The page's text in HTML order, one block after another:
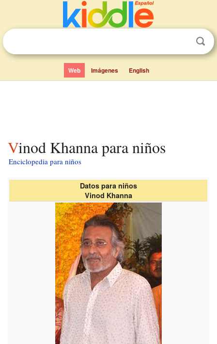
Web Imágenes English
Vinod Khanna para niños
Enciclopedia para niños
Datos para niños
Vinod Khanna